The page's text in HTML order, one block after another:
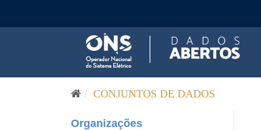
CONJUNTOS DE DADOS
Organizações